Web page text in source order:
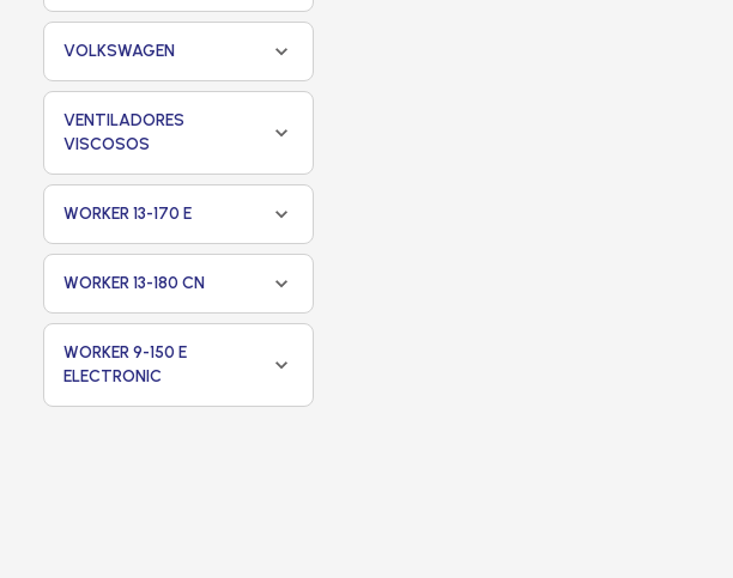
VOLKSWAGEN
VENTILADORES
VISCOSOS
WORKER 13-170 E
WORKER 13-180 CN
WORKER 9-150 E
ELECTRONIC